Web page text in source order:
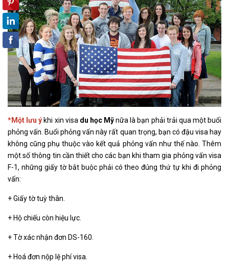
*Một lưu ý khi xin visa du học Mỹnữa là bạn phải trải qua một buổi
phỏng vấn. Buổi phỏng vấn này rất quan trọng, bạn có đậu visa hay
không cũng phụ thuộc vào kết quả phỏng vấn như thế nào. Thêm
một số thông tin cần thiết cho các bạn khi tham gia phỏng vấn visa
F-1, những giấy tờ bắt buộc phải có theo đúng thứ tự khi đi phỏng
vấn:
+ Giấy tờ tuỳ thân.
+ Hộ chiếu còn hiệu lực.
+ Tờ xác nhận đơn DS-160.
+ Hoá đơn nộp lệ phí visa.